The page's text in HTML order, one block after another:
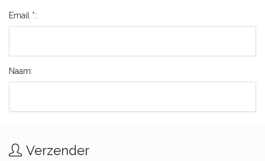
Email *:
Naam:
Verzender